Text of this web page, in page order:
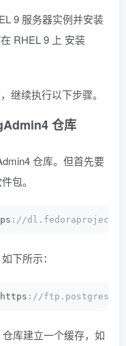
9 服务器实例并安装
RHEL 9 上 安装
继续执行以下步骤。
仓库
仓库。但首先要
包。
://
下所示：
://
库建立一个缓存，如